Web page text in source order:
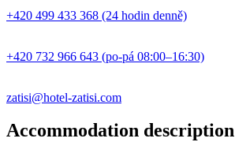
+420 499 433 368 (24 hodin denně)
+420 732 966 643 (po-pá 08:00–16:30)
zatisi@hotel-zatisi.com
Accommodation description